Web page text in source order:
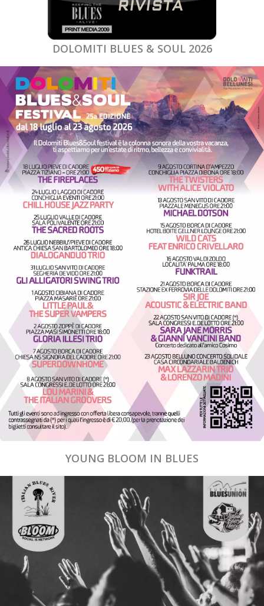
DOLOMITI BLUES & SOUL 2026
YOUNG BLOOM IN BLUES